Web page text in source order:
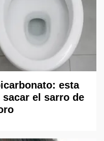
esta
sacar el sarro de